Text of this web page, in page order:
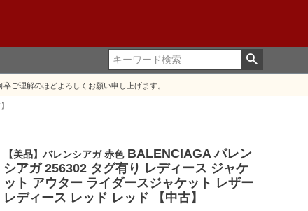
ご理解のほどよろしくお願い申し上げます。
【美品】バレンシアガ 赤色 BALENCIAGA バレン
シアガ 256302 タグ有り レディース ジャケ
ット アウター ライダースジャケット レザー
レディース レッド レッド 【中古】